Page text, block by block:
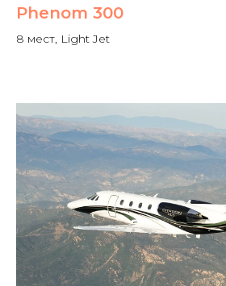
Phenom 300
8 мест, Light Jet